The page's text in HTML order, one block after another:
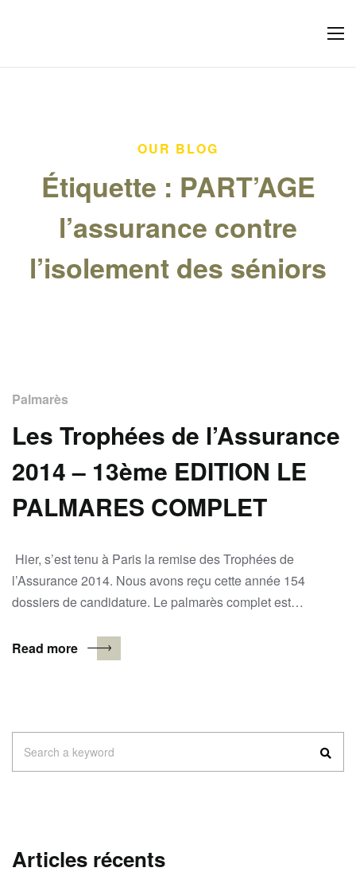
OUR BLOG
Étiquette : PART’AGE
l’assurance contre
l’isolement des séniors
Palmarès
Les Trophées de l’Assurance
2014 – 13ème EDITION LE
PALMARES COMPLET
Hier, s’est tenu à Paris la remise des Trophées de
l’Assurance 2014. Nous avons reçu cette année 154
dossiers de candidature. Le palmarès complet est…
Read more
for:Search a keyword
Articles récents